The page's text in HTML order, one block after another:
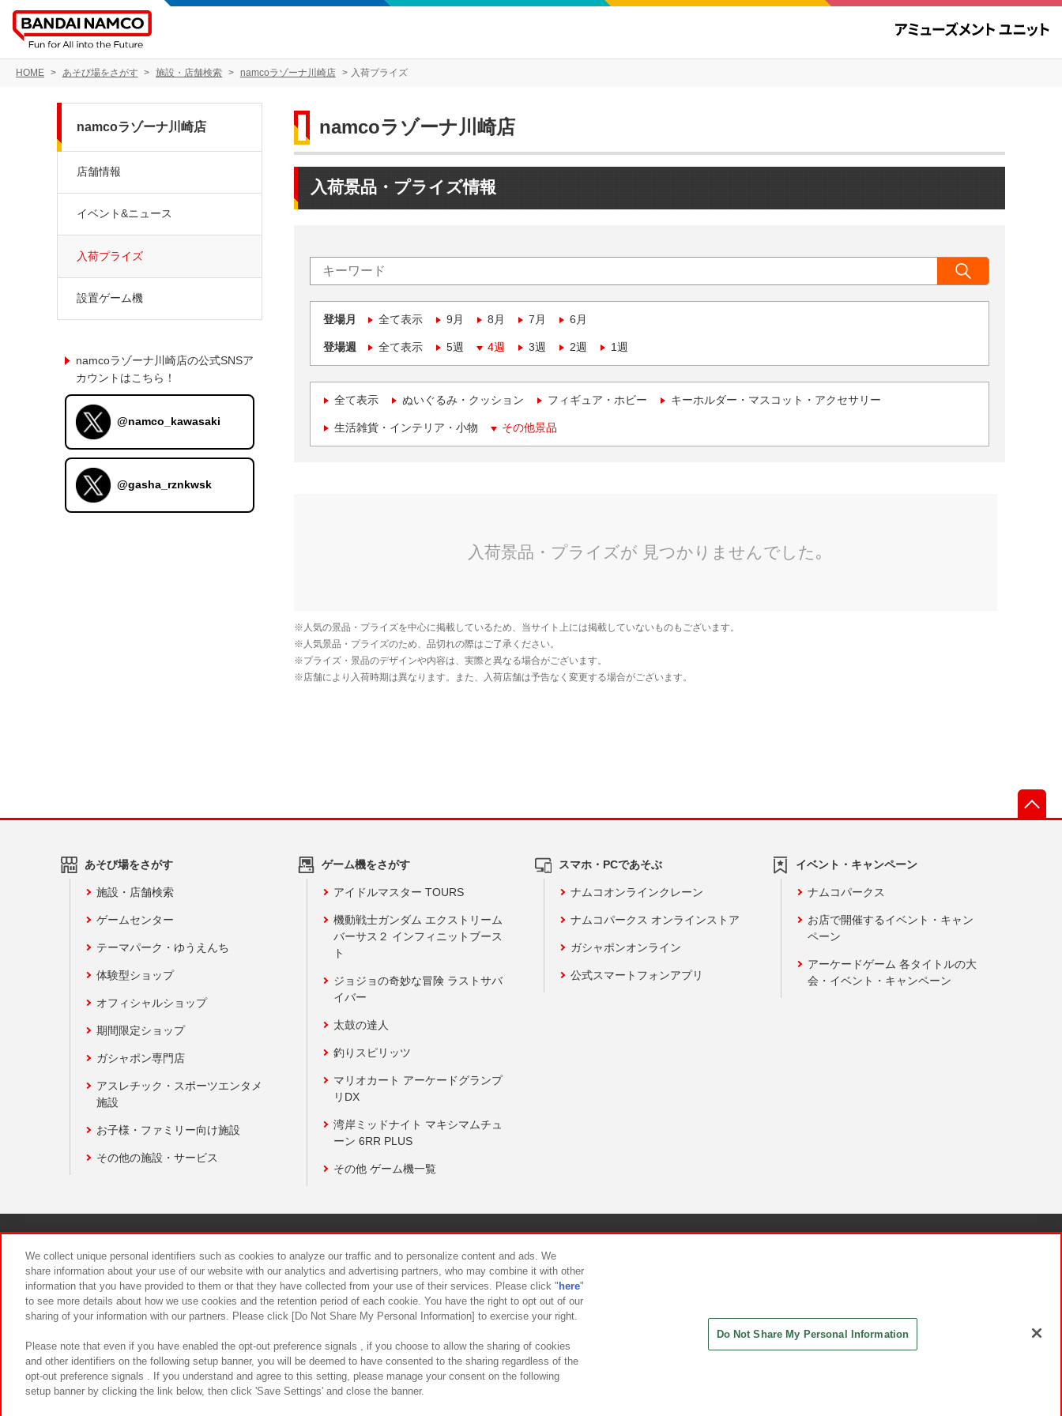
HOME あそび場をさがす 施設・店舗検索 namcoラゾーナ川崎店 入荷プライズ
namcoラゾーナ川崎店
入荷景品・プライズ情報
登場月 全て表示 9月 8月 7月 6月
登場週 全て表示 5週 4週 3週 2週 1週
全て表示 ぬいぐるみ・クッション フィギュア・ホビー キーホルダー・マスコット・アクセサリー
生活雑貨・インテリア・小物 その他景品
namcoラゾーナ川崎店
店舗情報
イベント&ニュース
入荷プライズ
設置ゲーム機
namcoラゾーナ川崎店の公式SNSア
カウントはこちら！
@namco_kawasaki
@gasha_rznkwsk
あそび場をさがす
施設・店舗検索
ゲームセンター
テーマパーク・ゆうえんち
体験型ショップ
オフィシャルショップ
期間限定ショップ
ガシャポン専門店
アスレチック・スポーツエンタメ
施設
お子様・ファミリー向け施設
その他の施設・サービス
ゲーム機をさがす
アイドルマスター TOURS
機動戦士ガンダム エクストリーム
バーサス２ インフィニットブース
ト
ジョジョの奇妙な冒険 ラストサバ
イバー
太鼓の達人
釣りスピリッツ
マリオカート アーケードグランプ
リDX
湾岸ミッドナイト マキシマムチュ
ーン 6RR PLUS
その他 ゲーム機一覧
スマホ・PCであそぶ
ナムコオンラインクレーン
ナムコパークス オンラインストア
ガシャポンオンライン
公式スマートフォンアプリ
イベント・キャンペーン
ナムコパークス
お店で開催するイベント・キャン
ペーン
アーケードゲーム 各タイトルの大
会・イベント・キャンペーン
食品のご提供について カスタマーハラスメント対応方針
We collect unique personal identifiers such as cookies to analyze our traffic and to personalize content and ads. We
share information about your use of our website with our analytics and advertising partners, who may combine it with other
information that you have provided to them or that they have collected from your use of their services. Please click " here"
to see more details about how we use cookies and the retention period of each cookie. You have the right to opt out of our
sharing of your information with our partners. Please click [Do Not Share My Personal Information] to exercise your right.
Please note that even if you have enabled the opt-out preference signals , if you choose to allow the sharing of cookies
and other identifiers on the following setup banner, you will be deemed to have consented to the sharing regardless of the
opt-out preference signals . If you understand and agree to this setting, please manage your consent on the following
setup banner by clicking the link below, then click 'Save Settings' and close the banner.
Do Not Share My Personal Information